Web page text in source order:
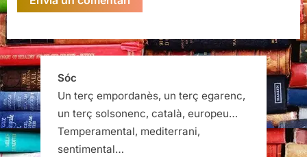
Sóc
Un terç empordanès, un terç egarenc,
un terç solsonenc, català, europeu…
Temperamental, mediterrani,
sentimental…